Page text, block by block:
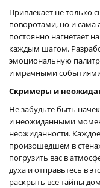
Привлекает не
поворотами, но и сама
постоянно нагнетает
каждым шагом.
эмоциональную
и мрачными
Скримеры и
Не забудьте быть
и неожиданными
неожиданности.
произошедшем в
погрузить вас в
духа и отправьтесь в
раскрыть все тайны